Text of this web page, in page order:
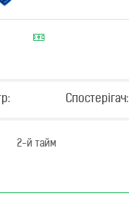
Спостерігач:
2-й тайм